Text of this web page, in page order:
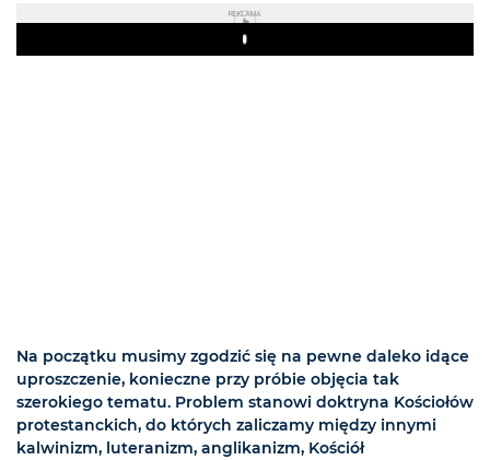
REKLAMA
Play
Na początku musimy zgodzić się na pewne daleko idące
uproszczenie, konieczne przy próbie objęcia tak
szerokiego tematu. Problem stanowi doktryna Kościołów
protestanckich, do których zaliczamy między innymi
kalwinizm, luteranizm, anglikanizm, Kościół